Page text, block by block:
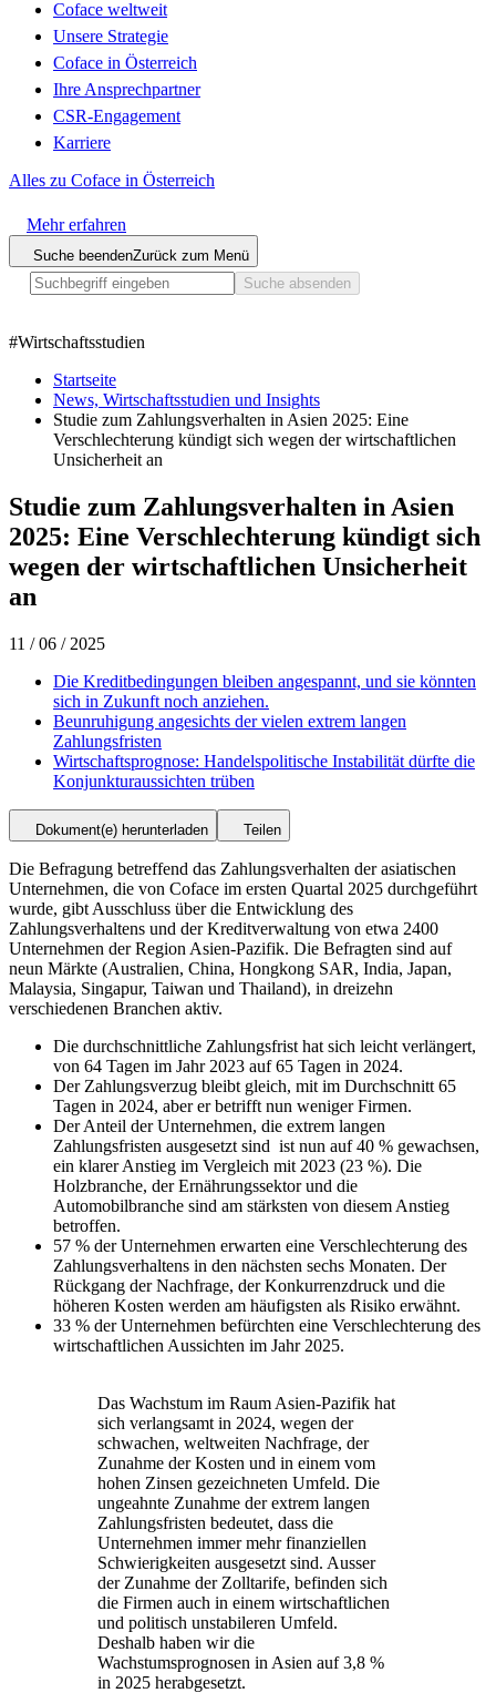
Coface weltweit
Unsere Strategie
Coface in Österreich
Ihre Ansprechpartner
CSR-Engagement
Karriere
Alles zu Coface in Österreich
Mehr erfahren
Suche beendenZurück zum Menü
Suche absenden
#Wirtschaftsstudien
Startseite
News, Wirtschaftsstudien und Insights
Studie zum Zahlungsverhalten in Asien 2025: Eine
Verschlechterung kündigt sich wegen der wirtschaftlichen
Unsicherheit an
Studie zum Zahlungsverhalten in Asien
2025: Eine Verschlechterung kündigt sich
wegen der wirtschaftlichen Unsicherheit
an
11 / 06 / 2025
Die Kreditbedingungen bleiben angespannt, und sie könnten
sich in Zukunft noch anziehen.
Beunruhigung angesichts der vielen extrem langen
Zahlungsfristen
Wirtschaftsprognose: Handelspolitische Instabilität dürfte die
Konjunkturaussichten trüben
Dokument(e) herunterladen Teilen
Die Befragung betreffend das Zahlungsverhalten der asiatischen
Unternehmen, die von Coface im ersten Quartal 2025 durchgeführt
wurde, gibt Ausschluss über die Entwicklung des
Zahlungsverhaltens und der Kreditverwaltung von etwa 2400
Unternehmen der Region Asien-Pazifik. Die Befragten sind auf
neun Märkte (Australien, China, Hongkong SAR, India, Japan,
Malaysia, Singapur, Taiwan und Thailand), in dreizehn
verschiedenen Branchen aktiv.
Die durchschnittliche Zahlungsfrist hat sich leicht verlängert,
von 64 Tagen im Jahr 2023 auf 65 Tagen in 2024.
Der Zahlungsverzug bleibt gleich, mit im Durchschnitt 65
Tagen in 2024, aber er betrifft nun weniger Firmen.
Der Anteil der Unternehmen, die extrem langen
Zahlungsfristen ausgesetzt sind ist nun auf 40 % gewachsen,
ein klarer Anstieg im Vergleich mit 2023 (23 %). Die
Holzbranche, der Ernährungssektor und die
Automobilbranche sind am stärksten von diesem Anstieg
betroffen.
57 % der Unternehmen erwarten eine Verschlechterung des
Zahlungsverhaltens in den nächsten sechs Monaten. Der
Rückgang der Nachfrage, der Konkurrenzdruck und die
höheren Kosten werden am häufigsten als Risiko erwähnt.
33 % der Unternehmen befürchten eine Verschlechterung des
wirtschaftlichen Aussichten im Jahr 2025.
Das Wachstum im Raum Asien-Pazifik hat
sich verlangsamt in 2024, wegen der
schwachen, weltweiten Nachfrage, der
Zunahme der Kosten und in einem vom
hohen Zinsen gezeichneten Umfeld. Die
ungeahnte Zunahme der extrem langen
Zahlungsfristen bedeutet, dass die
Unternehmen immer mehr finanziellen
Schwierigkeiten ausgesetzt sind. Ausser
der Zunahme der Zolltarife, befinden sich
die Firmen auch in einem wirtschaftlichen
und politisch unstabileren Umfeld.
Deshalb haben wir die
Wachstumsprognosen in Asien auf 3,8 %
in 2025 herabgesetzt.